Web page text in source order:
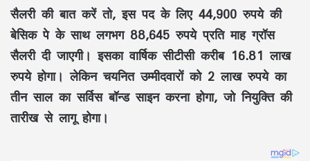
सैलरी की बात करें तो, इस पद के लिए 44,900 रुपये की
बेसिक पे के साथ लगभग 88,645 रुपये प्रति माह ग्रॉस
सैलरी दी जाएगी। इसका वार्षिक सीटीसी करीब 16.81 लाख
रुपये होगा। लेकिन चयनित उम्मीदवारों को 2 लाख रुपये का
तीन साल का सर्विस बॉन्ड साइन करना होगा, जो नियुक्ति की
तारीख से लागू होगा।